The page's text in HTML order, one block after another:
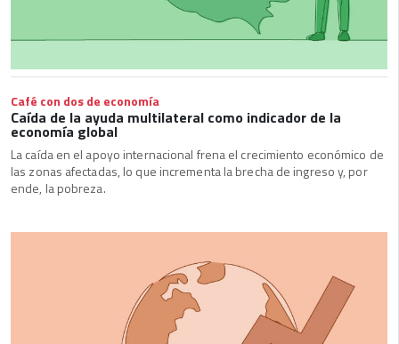
Café con dos de economía
Caída de la ayuda multilateral como indicador de la
economía global
La caída en el apoyo internacional frena el crecimiento económico de
las zonas afectadas, lo que incrementa la brecha de ingreso y, por
ende, la pobreza.